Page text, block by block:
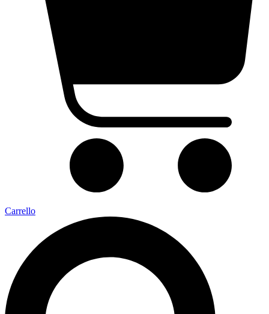
Carrello